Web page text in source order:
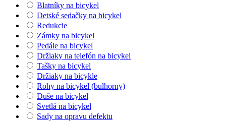
Blatníky na bicykel
Detské sedačky na bicykel
Redukcie
Zámky na bicykel
Pedále na bicykel
Držiaky na telefón na bicykel
Tašky na bicykel
Držiaky na bicykle
Rohy na bicykel (bulhorny)
Duše na bicykel
Svetlá na bicykel
Sady na opravu defektu